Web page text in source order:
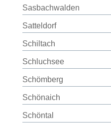
Sasbachwalden
Satteldorf
Schiltach
Schluchsee
Schömberg
Schönaich
Schöntal